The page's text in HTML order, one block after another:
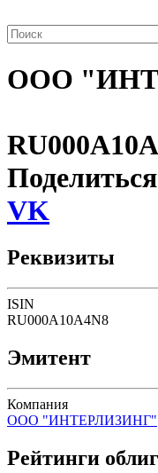
ООО
Поделиться
VK
Реквизиты
ISIN
RU000A10A4N8
Эмитент
Компания
ООО "ИНТЕРЛИЗИНГ"
Рейтинги